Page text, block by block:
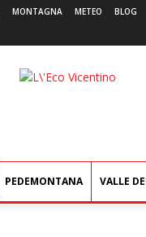
MONTAGNA METEO BLOG
L'Eco
PEDEMONTANA VALLE